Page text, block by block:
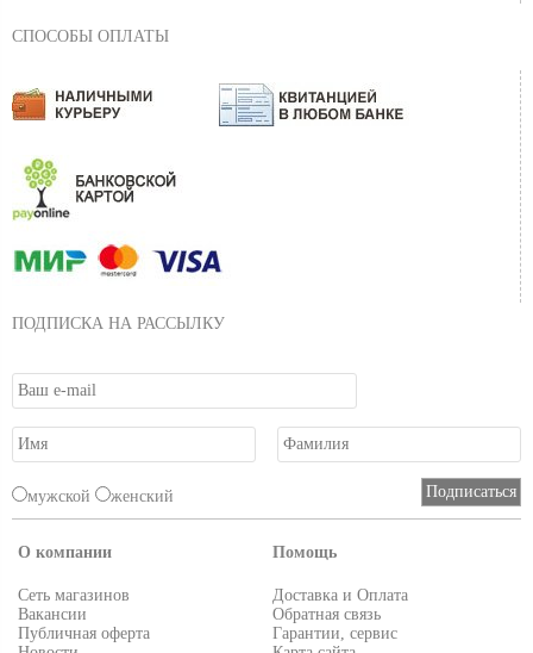
СПОСОБЫ ОПЛАТЫ
ПОДПИСКА НА РАССЫЛКУ
мужской женский
О компании
Сеть магазинов
Вакансии
Публичная оферта
Помощь
Доставка и Оплата
Обратная связь
Гарантии, сервис